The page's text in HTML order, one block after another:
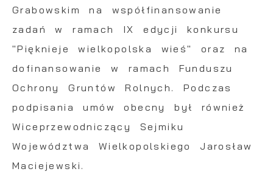
Grabowskim na współfinansowanie
zadań w ramach IX edycji konkursu
"Pięknieje wielkopolska wieś" oraz na
dofinansowanie w ramach Funduszu
Ochrony Gruntów Rolnych. Podczas
podpisania umów obecny był również
Wiceprzewodniczący Sejmiku
Województwa Wielkopolskiego Jarosław
Maciejewski.
witryny internetowej. Treści promocyjne
partnerami oraz innych dostawców usług.
Firmy te działają w charakterze
pośredników prezentujących nasze treści w
postaci wiadomości, ofert, komunikatów
mediów społecznościowych.